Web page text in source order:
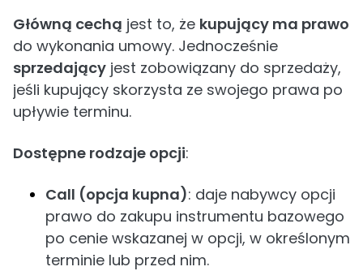
Główną cechą jest to, że kupujący ma prawo
do wykonania umowy. Jednocześnie
sprzedający jest zobowiązany do sprzedaży,
jeśli kupujący skorzysta ze swojego prawa po
upływie terminu.
Dostępne rodzaje opcji:
Call (opcja kupna): daje nabywcy opcji
prawo do zakupu instrumentu bazowego
po cenie wskazanej w opcji, w określonym
terminie lub przed nim.